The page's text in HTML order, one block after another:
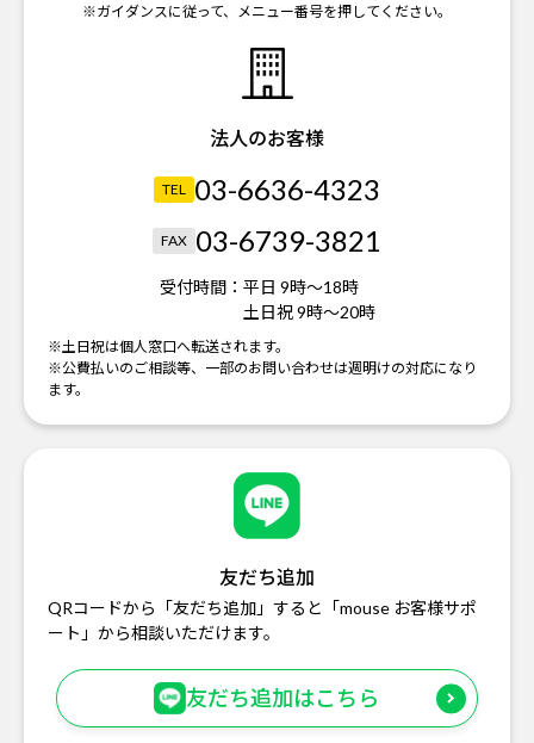
※ガイダンスに従って、メニュー番号を押してください。
法人のお客様
TEL 03-6636-4323
FAX 03-6739-3821
受付時間： 平日 9時～18時
土日祝 9時～20時
※土日祝は個人窓口へ転送されます。
※公費払いのご相談等、一部のお問い合わせは週明けの対応になり
ます。
友だち追加
QRコードから「友だち追加」すると「mouse お客様サポ
ート」から相談いただけます。
友だち追加はこちら